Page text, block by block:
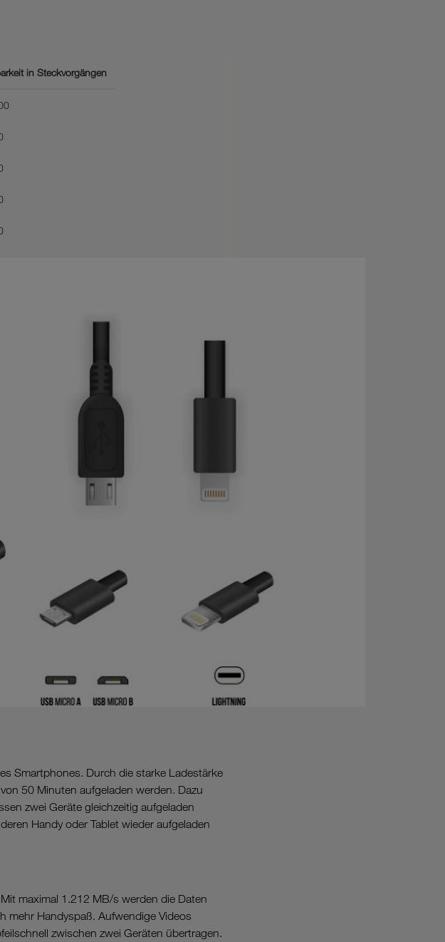
in Steckvorgängen
Smartphones. Durch die starke Ladestärke
50 Minuten aufgeladen werden. Dazu
zwei Geräte gleichzeitig aufgeladen
Handy oder Tablet wieder aufgeladen
maximal 1.212 MB/s werden die Daten
mehr Handyspaß. Aufwendige Videos
zwischen zwei Geräten übertragen.